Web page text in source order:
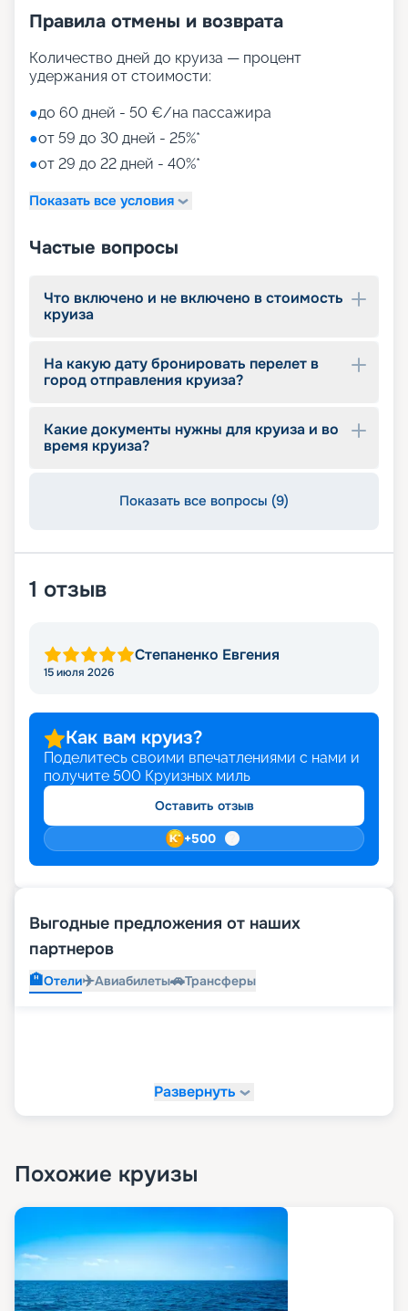
интерьеров. Вас ждет лучший отдых в мире! Для
того чтобы выбрать лучшие места,
воспользуйтесь услугой раннего бронирования.
Правила отмены и возврата
Количество дней до круиза — процент
удержания от стоимости:
●до 60 дней - 50 €/на пассажира
●от 59 до 30 дней - 25%*
●от 29 до 22 дней - 40%*
Показать все условия
Частые вопросы
Что включено и не включено в стоимость
круиза
На какую дату бронировать перелет в
город отправления круиза?
Какие документы нужны для круиза и во
время круиза?
Показать все вопросы (9)
1 отзыв
Степаненко Евгения
15 июля 2026
Как вам круиз?
Поделитесь своими впечатлениями с нами и
получите 500 Круизных миль
Оставить отзыв
+500
Выгодные предложения от наших
партнеров
🏨Отели✈️Авиабилеты🚗Трансферы
Развернуть
Похожие круизы